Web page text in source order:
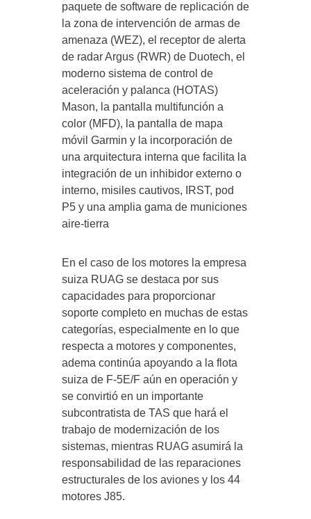
paquete de software de replicación de
la zona de intervención de armas de
amenaza (WEZ), el receptor de alerta
de radar Argus (RWR) de Duotech, el
moderno sistema de control de
aceleración y palanca (HOTAS)
Mason, la pantalla multifunción a
color (MFD), la pantalla de mapa
móvil Garmin y la incorporación de
una arquitectura interna que facilita la
integración de un inhibidor externo o
interno, misiles cautivos, IRST, pod
P5 y una amplia gama de municiones
aire-tierra
En el caso de los motores la empresa
suiza RUAG se destaca por sus
capacidades para proporcionar
soporte completo en muchas de estas
categorías, especialmente en lo que
respecta a motores y componentes,
adema continúa apoyando a la flota
suiza de F-5E/F aún en operación y
se convirtió en un importante
subcontratista de TAS que hará el
trabajo de modernización de los
sistemas, mientras RUAG asumirá la
responsabilidad de las reparaciones
estructurales de los aviones y los 44
motores J85.